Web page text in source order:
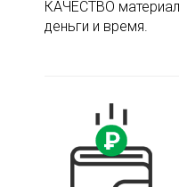
КАЧЕСТВО
деньги и время.